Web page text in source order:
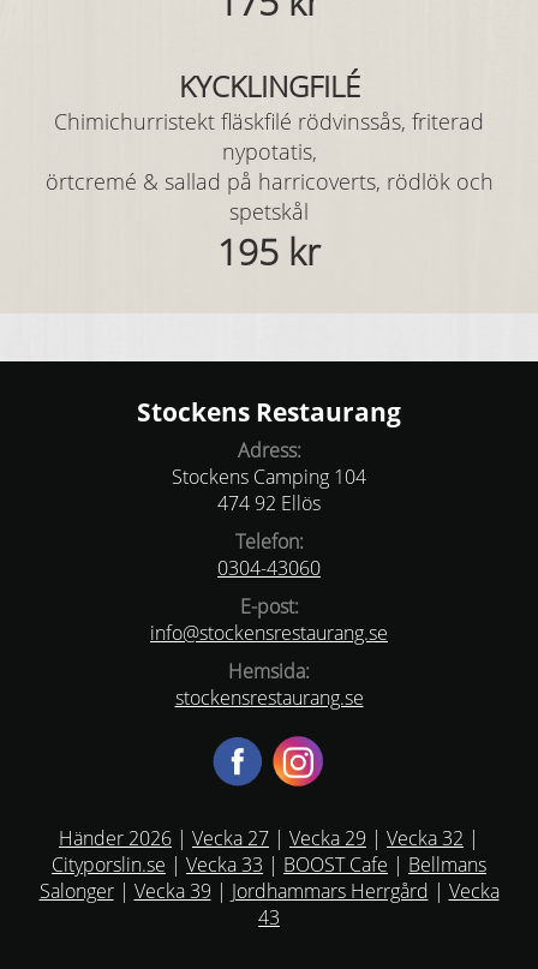
KYCKLINGFILÉ
Chimichurristekt fläskfilé rödvinssås, friterad
nypotatis,
örtcremé & sallad på harricoverts, rödlök och
spetskål
195 kr
Stockens Restaurang
Adress:
Stockens Camping 104
474 92 Ellös
Telefon:
0304-43060
E-post:
info@stockensrestaurang.se
Hemsida:
stockensrestaurang.se
Händer 2026 | Vecka 27 | Vecka 29 | Vecka 32 |
Cityporslin.se | Vecka 33 | BOOST Cafe | Bellmans
Salonger| Vecka 39 | Jordhammars Herrgård | Vecka
43